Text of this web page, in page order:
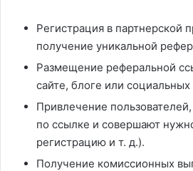
Регистрация в партнерской
получение уникальной
Размещение реферальной
сайте, блоге или социальных
Привлечение
по ссылке и совершают
регистрацию и т. д.).
Получение комиссионных